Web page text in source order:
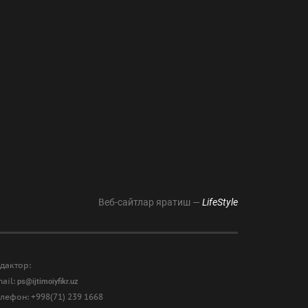
Веб-сайтлар яратиш — LifeStyle
ps@ijtimoiyfikr.uz
+998(71) 239 1668